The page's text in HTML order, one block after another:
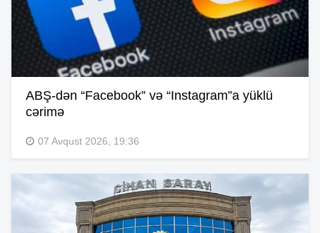
ABŞ-dən “Facebook” və “Instagram”a yüklü
cərimə
07 Avqust 2026, 19:36